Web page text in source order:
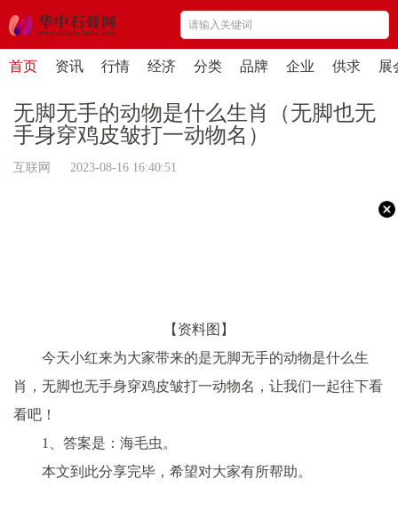
首页 资讯 行情 经济 分类 品牌 企业 供求 展
无脚无手的动物是什么生肖（无脚也无
手身穿鸡皮皱打一动物名）
互联网 2023-08-16 16:40:51
【资料图】
今天小红来为大家带来的是无脚无手的动物是什么生
肖，无脚也无手身穿鸡皮皱打一动物名，让我们一起往下看
看吧！
1、答案是：海毛虫。
本文到此分享完毕，希望对大家有所帮助。